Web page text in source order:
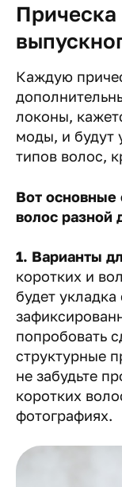
Каждую
локоны,
моды, и будут
типов волос,
Вот основные
волос разной
1. Варианты
коротких и
будет
попробовать
структурные
не забудьте
коротких
фотографиях.